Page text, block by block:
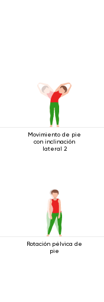
Movimiento de pie
con inclinación
lateral 2
Rotación pélvica de
pie